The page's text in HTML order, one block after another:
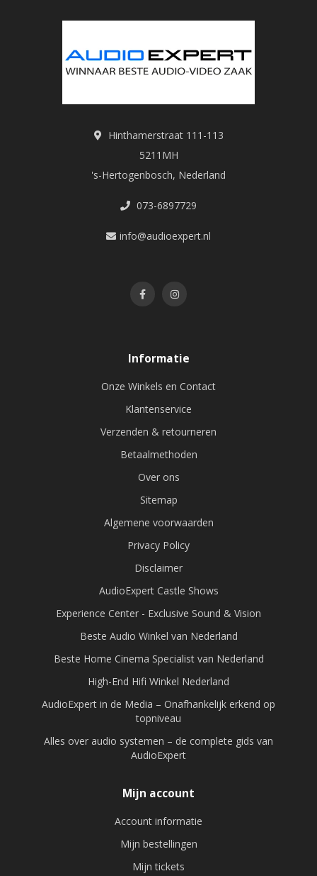
Hinthamerstraat 111-113
5211MH
's-Hertogenbosch, Nederland
073-6897729
info@audioexpert.nl
Informatie
Onze Winkels en Contact
Klantenservice
Verzenden & retourneren
Betaalmethoden
Over ons
Sitemap
Algemene voorwaarden
Privacy Policy
Disclaimer
AudioExpert Castle Shows
Experience Center - Exclusive Sound & Vision
Beste Audio Winkel van Nederland
Beste Home Cinema Specialist van Nederland
High-End Hifi Winkel Nederland
AudioExpert in de Media – Onafhankelijk erkend op
topniveau
Alles over audio systemen – de complete gids van
AudioExpert
Mijn account
Account informatie
Mijn bestellingen
Mijn tickets